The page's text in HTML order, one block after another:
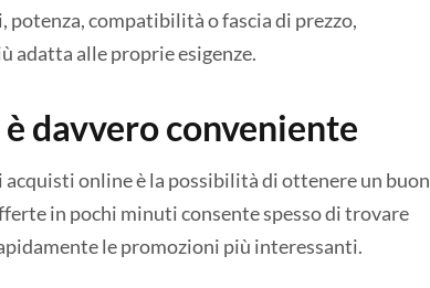
potenza, compatibilità o fascia di prezzo,
adatta alle proprie esigenze.
davvero conveniente
online è la possibilità di ottenere un buon
in pochi minuti consente spesso di trovare
le promozioni più interessanti.